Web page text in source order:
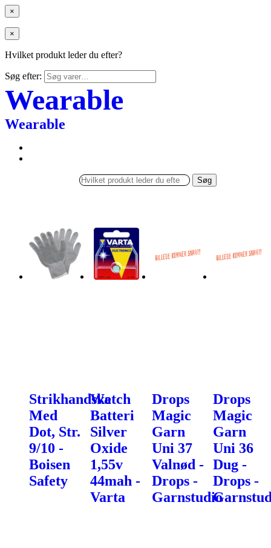
×
×
Hvilket produkt leder du efter?
Søg efter:
Wearable
Wearable
Søg
Strikhandske
Med
Dot, Str.
9/10 -
Boisen
Safety
Watch
Batteri
Silver
Oxide
1,55v
44mah -
Varta
Drops
Magic
Garn
Uni 37
Valnød -
Drops -
Garnstudio
Drops
Magic
Garn
Uni 36
Dug -
Drops -